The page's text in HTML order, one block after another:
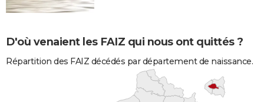
D'où venaient les FAIZ qui nous ont quittés ?
Répartition des FAIZ décédés par département de naissance.